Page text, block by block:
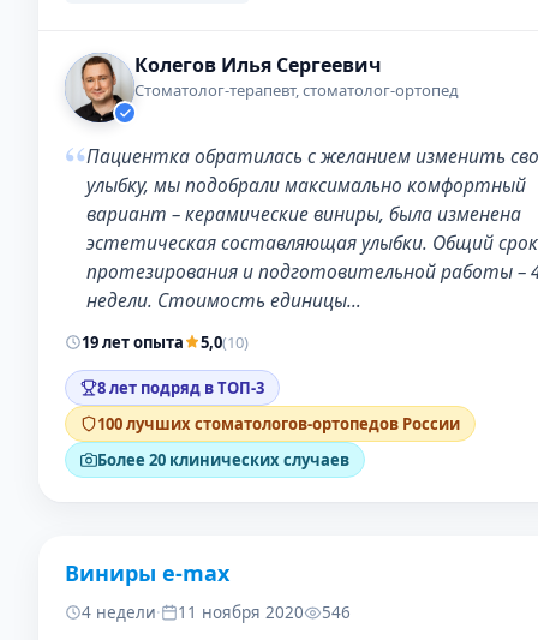
Колегов Илья Сергеевич
Стоматолог-терапевт, стоматолог-ортопед
“Пациентка обратилась с желанием изменить
улыбку, мы подобрали максимально комфортный
вариант – керамические виниры, была изменена
эстетическая составляющая улыбки. Общий срок
протезирования и подготовительной работы –
недели. Стоимость единицы…
19 лет опыта 5,0(10)
8 лет подряд в ТОП-3
100 лучших стоматологов-ортопедов России
Более 20 клинических случаев
ДО
Виниры e-max
4 недели· 11 ноября 2020 546